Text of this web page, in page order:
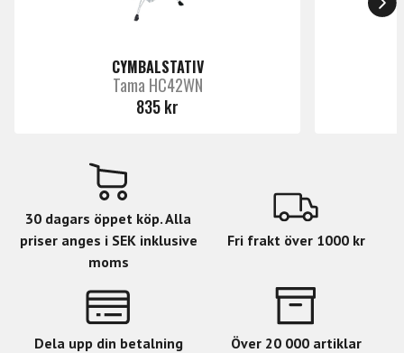
CYMBALSTATIV
Tama HC42WN
835 kr
30 dagars öppet köp. Alla
priser anges i SEK inklusive
moms
Fri frakt över 1000 kr
Dela upp din betalning Över 20 000 artiklar